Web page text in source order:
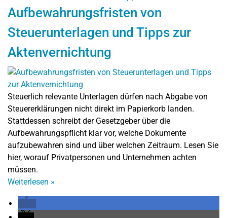
Aufbewahrungsfristen von
Steuerunterlagen und Tipps zur
Aktenvernichtung
Steuerlich relevante Unterlagen dürfen nach Abgabe von
Steuererklärungen nicht direkt im Papierkorb landen.
Stattdessen schreibt der Gesetzgeber über die
Aufbewahrungspflicht klar vor, welche Dokumente
aufzubewahren sind und über welchen Zeitraum. Lesen Sie
hier, worauf Privatpersonen und Unternehmen achten
müssen.
Weiterlesen »